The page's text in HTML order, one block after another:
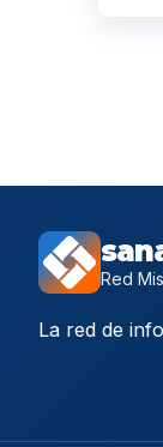
Red
La red de